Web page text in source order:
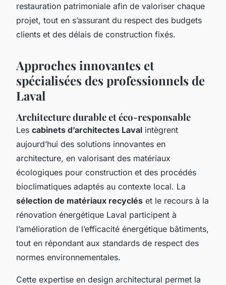
restauration patrimoniale afin de valoriser chaque
projet, tout en s’assurant du respect des budgets
clients et des délais de construction fixés.
Approches innovantes et
spécialisées des professionnels de
Laval
Architecture durable et éco-responsable
Les cabinets d’architectes Laval intègrent
aujourd’hui des solutions innovantes en
architecture, en valorisant des matériaux
écologiques pour construction et des procédés
bioclimatiques adaptés au contexte local. La
sélection de matériaux recyclés et le recours à la
rénovation énergétique Laval participent à
l’amélioration de l’efficacité énergétique bâtiments,
tout en répondant aux standards de respect des
normes environnementales.
Cette expertise en design architectural permet la